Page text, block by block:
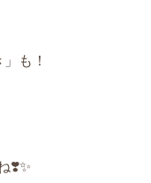
も！
❣️✨